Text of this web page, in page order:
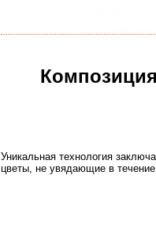
Уникальная технология
цветы, не увядающие в